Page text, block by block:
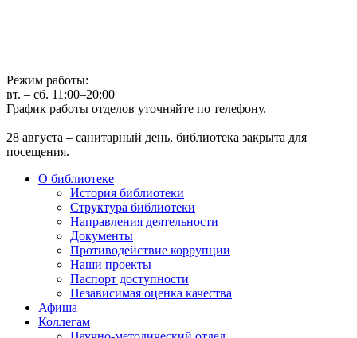
Режим работы:
вт. – сб. 11:00–20:00
График работы отделов уточняйте по телефону.
28 августа – санитарный день, библиотека закрыта для
посещения.
О библиотеке
История библиотеки
Структура библиотеки
Направления деятельности
Документы
Противодействие коррупции
Наши проекты
Паспорт доступности
Независимая оценка качества
Афиша
Коллегам